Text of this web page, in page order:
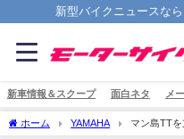
新型バイクニュースな
新車情報＆スクープ 面白ネタ メ
ホーム YAMAHA
マン島TTを